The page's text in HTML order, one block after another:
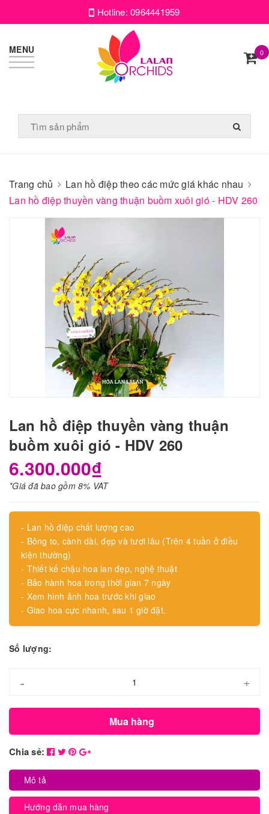
Hotline:0964441959
MENU 0
Trang chủ
Lan hồ điệp theo các mức giá khác nhau
Lan hồ điệp thuyền vàng thuận buồm xuôi gió - HDV 260
Lan hồ điệp thuyền vàng thuận
buồm xuôi gió - HDV 260
6.300.000₫
*Giá đã bao gồm 8% VAT
- Lan hồ điệp chất lượng cao
- Bông to, cành dài, đẹp và tươi lâu (Trên 4 tuần ở điều
kiện thường)
- Thiết kế chậu hoa lan đẹp, nghệ thuật
- Bảo hành hoa trong thời gian 7 ngày
- Xem hình ảnh hoa trước khi giao
- Giao hoa cực nhanh, sau 1 giờ đặt.
Số lượng:
- +
Mua hàng
Chia sẻ:
Mô tả
Hướng dẫn mua hàng